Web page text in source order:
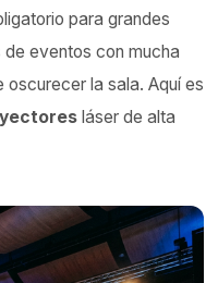
para grandes
eventos con mucha
oscurecer la sala. Aquí es
láser de alta